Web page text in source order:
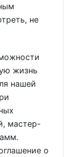
не
жизнь
нашей
мастер-
о